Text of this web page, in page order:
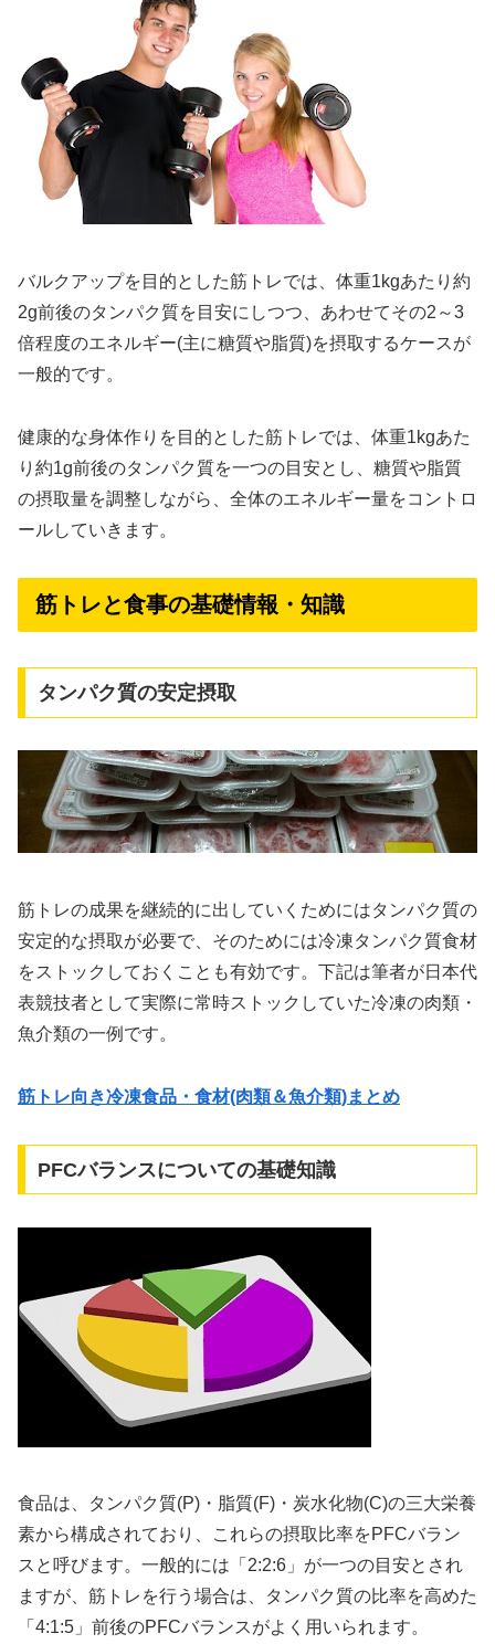
バルクアップを目的とした筋トレでは、体重1kgあたり約
2g前後のタンパク質を目安にしつつ、あわせてその2～3
倍程度のエネルギー(主に糖質や脂質)を摂取するケースが
一般的です。
健康的な身体作りを目的とした筋トレでは、体重1kgあた
り約1g前後のタンパク質を一つの目安とし、糖質や脂質
の摂取量を調整しながら、全体のエネルギー量をコントロ
ールしていきます。
筋トレと食事の基礎情報・知識
タンパク質の安定摂取
筋トレの成果を継続的に出していくためにはタンパク質の
安定的な摂取が必要で、そのためには冷凍タンパク質食材
をストックしておくことも有効です。下記は筆者が日本代
表競技者として実際に常時ストックしていた冷凍の肉類・
魚介類の一例です。
筋トレ向き冷凍食品・食材(肉類＆魚介類)まとめ
PFCバランスについての基礎知識
食品は、タンパク質(P)・脂質(F)・炭水化物(C)の三大栄養
素から構成されており、これらの摂取比率をPFCバラン
スと呼びます。一般的には「2:2:6」が一つの目安とされ
ますが、筋トレを行う場合は、タンパク質の比率を高めた
「4:1:5」前後のPFCバランスがよく用いられます。